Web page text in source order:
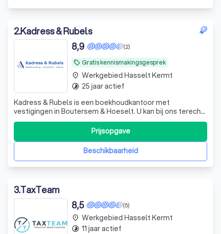
2.Kadress & Rubels
local_offer Gratis kennismakingsgesprek
(2)
8,9
Kadress & Rubels is een boekhoudkantoor met
vestigingen in Boutersem & Hoeselt. U kan bij ons terecht
voor al uw fiscale en boekhoudkundige vragen. Onze
focus als kantoor ligt op een vlotte en duidelijke
communicatie met de klant. Met meer dan 20 jaar ervaring
op de teller weten we dat één van de g
Beschikbaarheid
Prijsopgave
place Werkgebied Hasselt Kermt
timelapse 25 jaar actief
3.TaxTeam
(5)
8,5
place Werkgebied Hasselt Kermt
timelapse 11 jaar actief